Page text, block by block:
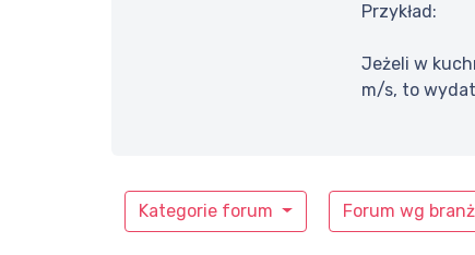
Przykład:
Jeżeli w
m/s, to
Kategorie forum Forum wg branż